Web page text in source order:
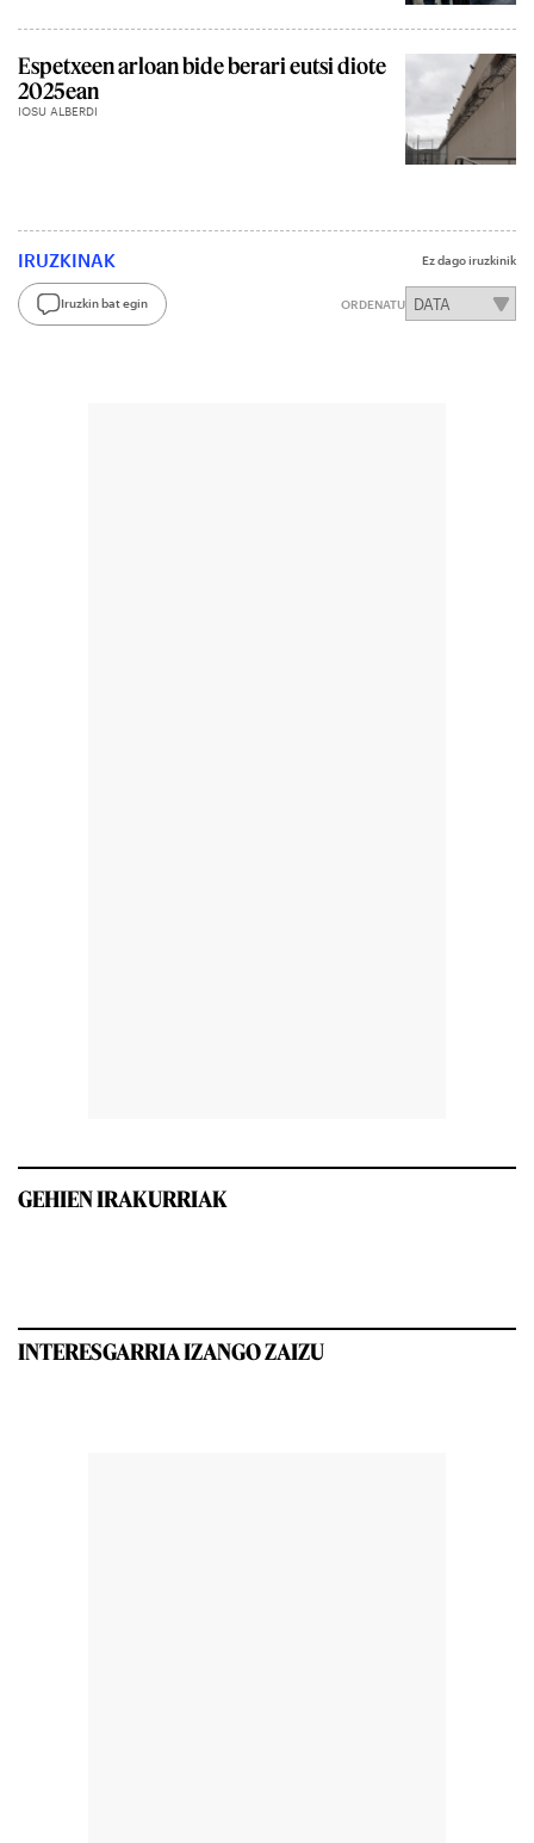
Espetxeen arloan bide berari eutsi diote
2025ean
IOSU ALBERDI
IRUZKINAK Ez dago iruzkinik
Iruzkin bat egin ORDENATU
GEHIEN IRAKURRIAK
INTERESGARRIA IZANGO ZAIZU